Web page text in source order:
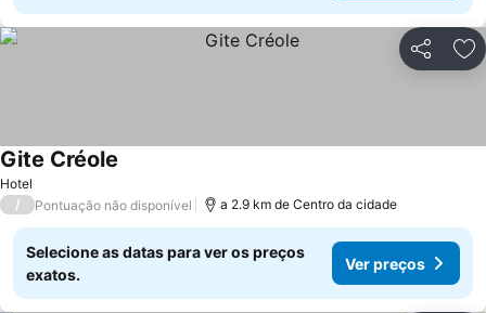
Partilhar
Hotel
Gite Créole
/ Pontuação não disponível a 2.9 km de Centro da cidade
Selecione as datas para ver os preços
exatos.
Ver preços